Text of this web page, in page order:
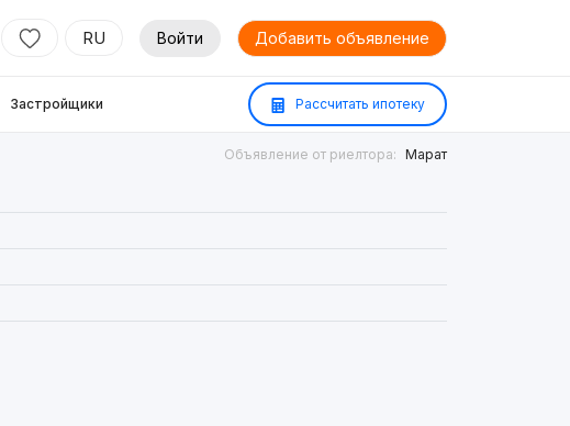
RU Войти Добавить объявление
Застройщики Рассчитать ипотеку
Объявление от риелтора: Марат